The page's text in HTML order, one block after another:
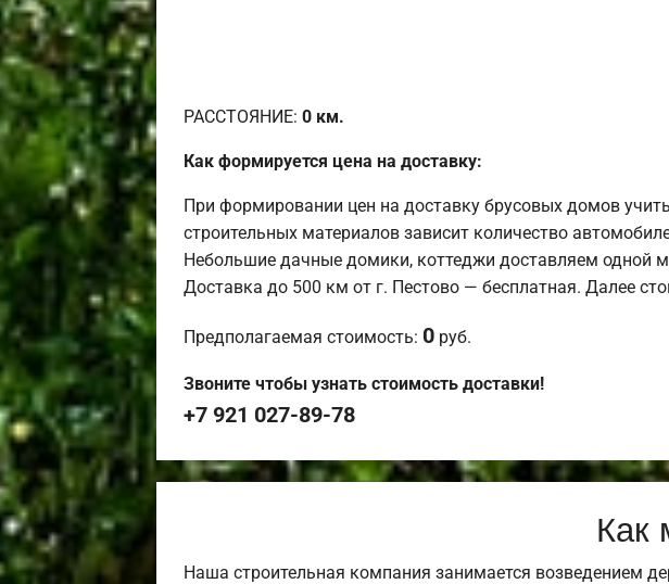
РАССТОЯНИЕ: 0 км.
Как формируется цена на доставку:
При формировании цен на доставку брусовых домов
строительных материалов зависит количество
Небольшие дачные домики, коттеджи доставляем одной
Доставка до 500 км от г. Пестово — бесплатная. Далее
Предполагаемая стоимость: 0 руб.
Звоните чтобы узнать стоимость доставки!
+7 921 027-89-78
Как
Наша строительная компания занимается возведением